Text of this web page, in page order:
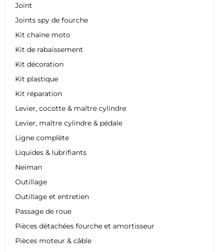
Joint
Joints spy de fourche
Kit chaine moto
Kit de rabaissement
Kit décoration
Kit plastique
Kit réparation
Levier, cocotte & maître cylindre
Levier, maître cylindre & pédale
Ligne complète
Liquides & lubrifiants
Neiman
Outillage
Outillage et entretien
Passage de roue
Pièces détachées fourche et amortisseur
Pièces moteur & câble